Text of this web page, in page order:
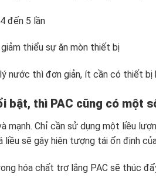
đến 5 lần
thiểu sự ăn mòn thiết bị
nước thì đơn giản, ít cần có thiết bị
bật, thì PAC cũng có một
mạnh. Chỉ cần sử dụng một liều
liều sẽ gây hiện tượng tái ổn định
hóa chất trợ lắng PAC sẽ thúc